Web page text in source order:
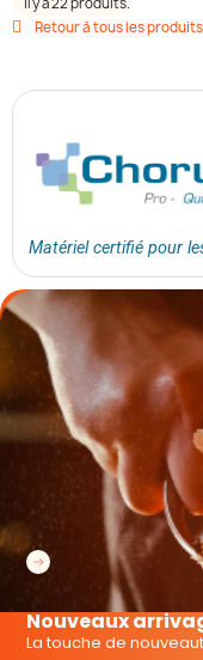
Retour à tous les produits
Matériel certifié pour
Nouveaux
La touche de